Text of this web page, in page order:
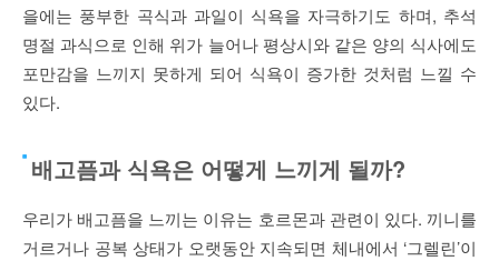
을에는 풍부한 곡식과 과일이 식욕을 자극하기도 하며, 추석
명절 과식으로 인해 위가 늘어나 평상시와 같은 양의 식사에도
포만감을 느끼지 못하게 되어 식욕이 증가한 것처럼 느낄 수
있다.
배고픔과 식욕은 어떻게 느끼게 될까?
우리가 배고픔을 느끼는 이유는 호르몬과 관련이 있다. 끼니를
거르거나 공복 상태가 오랫동안 지속되면 체내에서 ‘그렐린’이